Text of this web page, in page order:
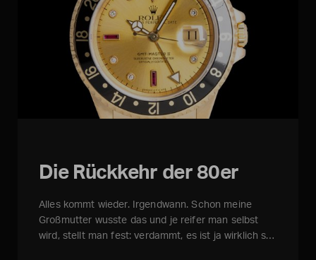
Die Rückkehr der 80er
Alles kommt wieder. Irgendwann. Schon meine
Großmutter wusste das und je reifer man selbst
wird, stellt man fest: verdammt, es ist ja wirklich s…